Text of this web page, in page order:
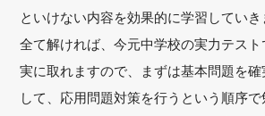
といけない内容を効果的に学習してい
全て解ければ、今元中学校の実力テス
実に取れますので、まずは基本問題を
して、応用問題対策を行うという順序で